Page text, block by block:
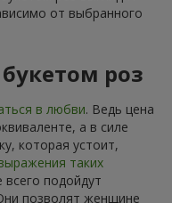
от выбранного
роз
в любви. Ведь цена
а в силе
которая устоит,
таких
всего подойдут
позволят женщине